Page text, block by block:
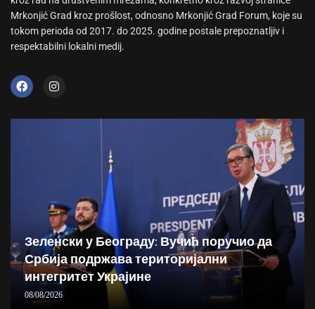
Mrkonjić Grad kroz prošlost, odnosno Mrkonjić Grad Forum, koje su
tokom perioda od 2017. do 2025. godine postale prepoznatljiv i
respektabilni lokalni medij.
Зеленски у Београду: Вучић поручио да
Србија подржава територијални
интегритет Украјине
08/08/2026